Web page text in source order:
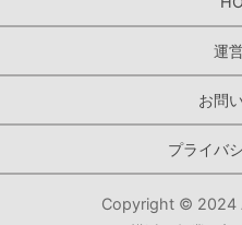
運
お問
プライバ
Copyright © 2024